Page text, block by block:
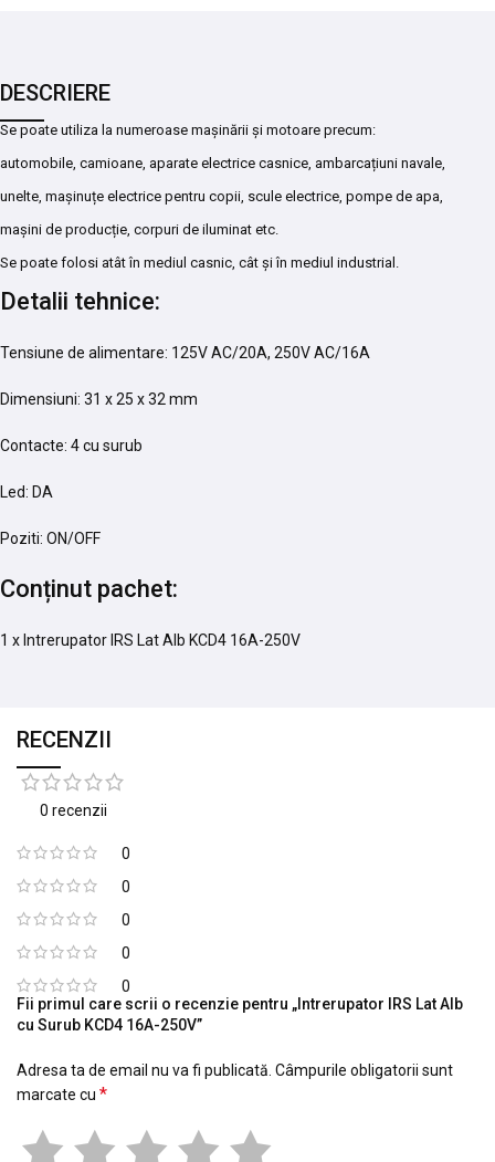
DESCRIERE
Se poate utiliza la numeroase mașinării și motoare precum:
automobile, camioane, aparate electrice casnice, ambarcațiuni navale,
unelte, mașinuțe electrice pentru copii, scule electrice, pompe de apa,
mașini de producție, corpuri de iluminat etc.
Se poate folosi atât în mediul casnic, cât și în mediul industrial.
Detalii tehnice:
Tensiune de alimentare: 125V AC/20A, 250V AC/16A
Dimensiuni: 31 x 25 x 32 mm
Contacte: 4 cu surub
Led: DA
Poziti: ON/OFF
Conținut pachet:
1 x Intrerupator IRS Lat Alb KCD4 16A-250V
RECENZII
0 recenzii
0
0
0
0
0
Fii primul care scrii o recenzie pentru „Intrerupator IRS Lat Alb
cu Surub KCD4 16A-250V”
Adresa ta de email nu va fi publicată. Câmpurile obligatorii sunt
marcate cu *